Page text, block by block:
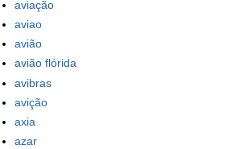
aviação
aviao
avião
avião flórida
avibras
avição
axia
azar